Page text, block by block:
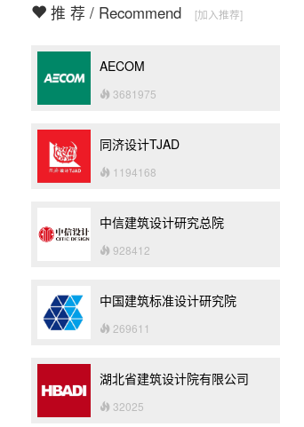
推 荐 / Recommend [加入推荐]
AECOM
3681975
同济设计TJAD
1194168
中信建筑设计研究总院
928412
中国建筑标准设计研究院
269611
湖北省建筑设计院有限公司
32025